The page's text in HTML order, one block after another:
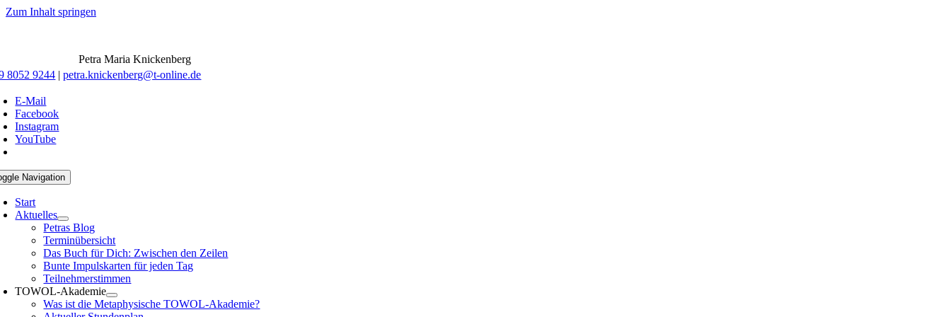
Zum Inhalt springen
Petra Maria Knickenberg
8052 9244 |petra.knickenberg@t-online.de
E-Mail
Facebook
Instagram
YouTube
Navigation
Start
Aktuelles
Petras Blog
Terminübersicht
Das Buch für Dich: Zwischen den Zeilen
Bunte Impulskarten für jeden Tag
Teilnehmerstimmen
TOWOL-Akademie
Was ist die Metaphysische TOWOL-Akademie?